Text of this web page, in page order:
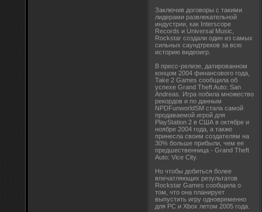
Заключив договоры с такими
лидерами развлекательной
индустрии, как Interscope
Records и Universal Music,
Rockstar создали один из самых
сильных саундтреков за всю
историю видеоигр.
В пресс-релизе, датированном
концом 2004 финансового года,
Take 2 Games сообщила об
успехе Grand Theft Auto: San
Andreas. Игра побила множество
рекордов и по данным
NPDFunworldSM стала самой
продаваемой игрой для
PlayStation 2 в США в октябре и
ноябре 2004 года, а также
принесла своим создателям на
30% больше прибыли, чем ее
предшественница - Grand Theft
Auto: Vice City.
Но чтобы добиться более
впечатляющих результатов
Rockstar Games сообщила о
том, что она планирует
выпустить игру одновременно
для PC и Xbox летом 2005 года.